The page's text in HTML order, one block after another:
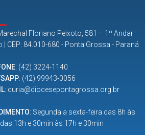
Floriano Peixoto, 581 – 1º Andar
| CEP: 84.010-680 - Ponta Grossa - Paraná
: (42) 3224-1140
: (42) 99943-0056
: curia@diocesepontagrossa.org.br
: Segunda a sexta-feira das 8h às
13h e 30min às 17h e 30min